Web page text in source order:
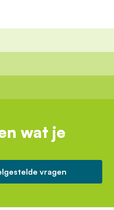
wat je
vragen